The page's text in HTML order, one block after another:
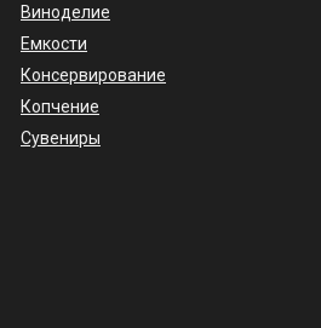
Виноделие
Емкости
Консервирование
Копчение
Сувениры